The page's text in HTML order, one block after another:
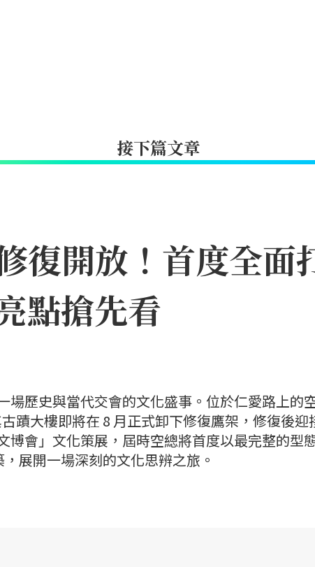
接下篇文章
復開放！首度全面
點搶先看
場歷史與當代交會的文化盛事。位於仁愛路上的
蹟大樓即將在 8 月正式卸下修復鷹架，修復後迎
博會」文化策展，屆時空總將首度以最完整的型
展開一場深刻的文化思辨之旅。